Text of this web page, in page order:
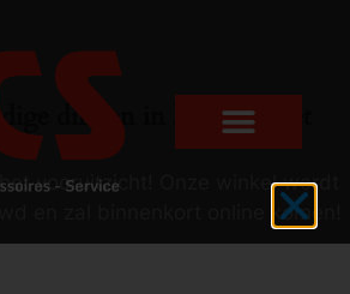
dingen in het verschiet
vooruitzicht! Onze winkel wordt
en zal binnenkort online komen!